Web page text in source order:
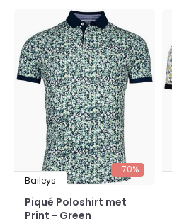
-70%
Baileys
Piqué Poloshirt met
Print - Green